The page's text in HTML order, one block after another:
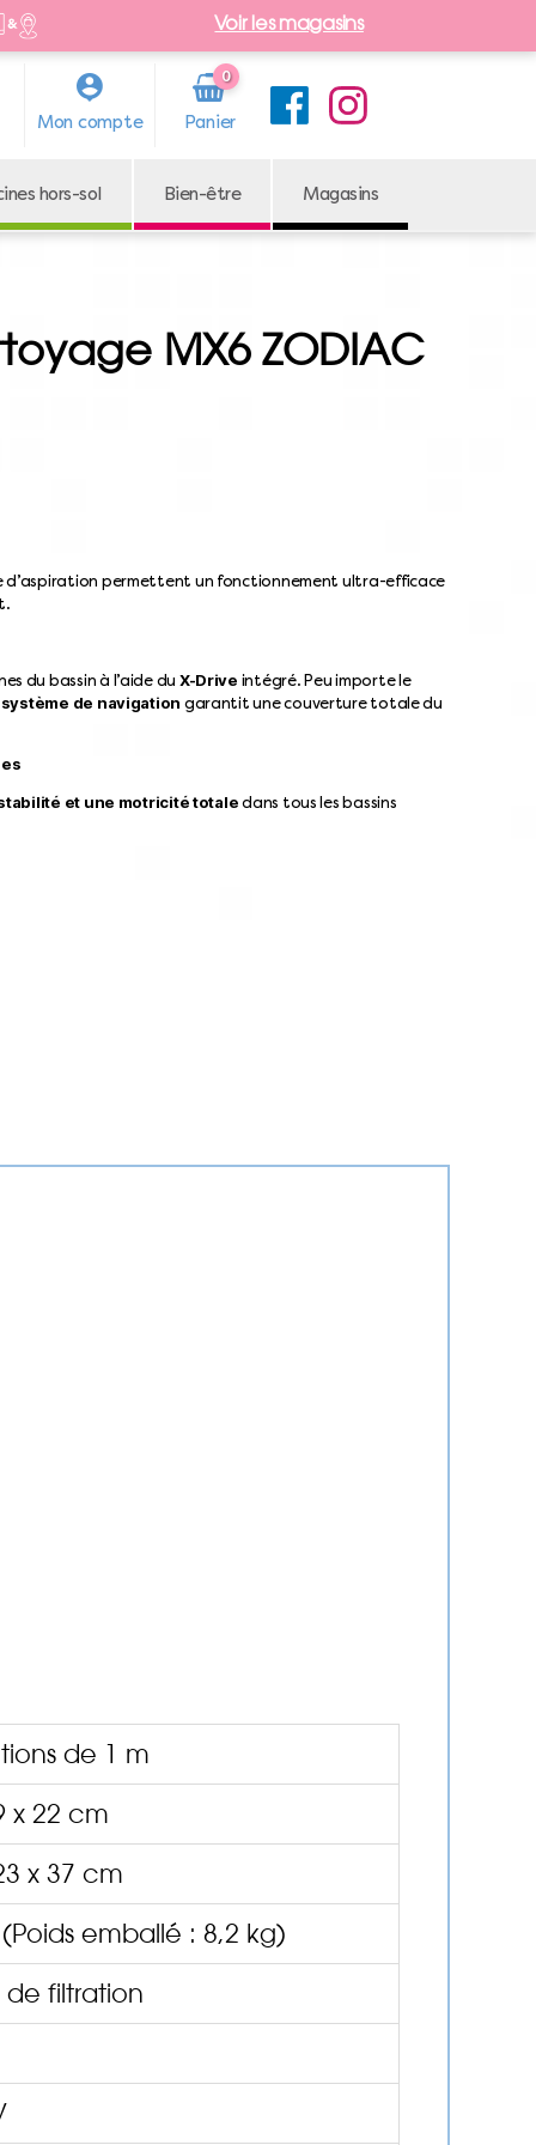
Voir les magasins
Mon compte
0
Arti
cle
hors-sol Bien-être Magasins
MX6 ZODIAC
d’aspiration permettent un fonctionnement ultra-efficace
du bassin à l’aide du X-Drive intégré. Peu importe le
système de navigation garantit une couverture totale du
et une motricité totale dans tous les bassins
de 1 m
x 22 cm
x 37 cm
emballé : 8,2 kg)
de filtration